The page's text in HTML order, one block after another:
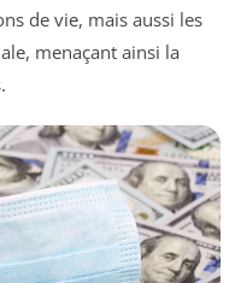
de vie, mais aussi les
menaçant ainsi la